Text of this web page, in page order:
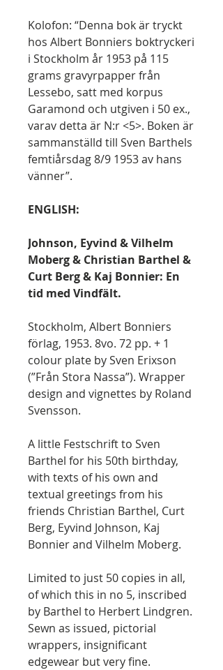
Kolofon: “Denna bok är tryckt
hos Albert Bonniers boktryckeri
i Stockholm år 1953 på 115
grams gravyrpapper från
Lessebo, satt med korpus
Garamond och utgiven i 50 ex.,
varav detta är N:r <5>. Boken är
sammanställd till Sven Barthels
femtiårsdag 8/9 1953 av hans
vänner”.
ENGLISH:
Johnson, Eyvind & Vilhelm
Moberg & Christian Barthel &
Curt Berg & Kaj Bonnier: En
tid med Vindfält.
Stockholm, Albert Bonniers
förlag, 1953. 8vo. 72 pp. + 1
colour plate by Sven Erixson
(”Från Stora Nassa”). Wrapper
design and vignettes by Roland
Svensson.
A little Festschrift to Sven
Barthel for his 50th birthday,
with texts of his own and
textual greetings from his
friends Christian Barthel, Curt
Berg, Eyvind Johnson, Kaj
Bonnier and Vilhelm Moberg.
Limited to just 50 copies in all,
of which this in no 5, inscribed
by Barthel to Herbert Lindgren.
Sewn as issued, pictorial
wrappers, insignificant
edgewear but very fine.